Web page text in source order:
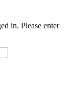
in. Please enter